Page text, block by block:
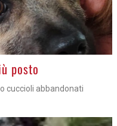
posto
cuccioli abbandonati